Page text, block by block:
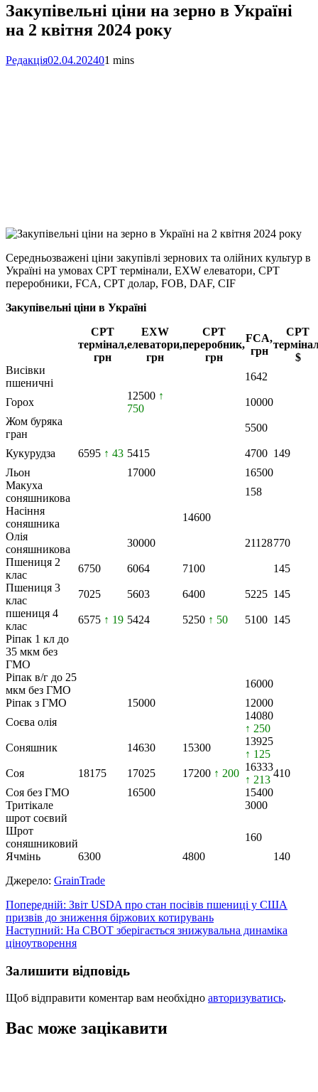
Закупівельні ціни на зерно в Україні
на 2 квітня 2024 року
Редакція02.04.202401 mins
Link
Print
Середньозважені ціни закупівлі зернових та олійних культур в
Україні на умовах CPT термінали, EXW елеватори, CPT
переробники, FCA, CPT долар, FOB, DAF, CIF
Закупівельні ціни в Україні
CPT
термінал,
грн
EXW
елеватори,
грн
CPT
переробник,
грн
FCA,
грн
CPT
$
Висівки
пшеничні
1642
Горох
12500 ↑
750
10000
Жом буряка
гран
5500
Кукурудза 6595 ↑ 43 5415 4700 149
Льон
17000
16500
Макуха
соняшникова
158
Насіння
соняшника
14600
Олія
соняшникова
30000 21128770
Пшениця 2
клас
6750 6064 7100
145
Пшениця 3
клас
7025 5603 6400 5225 145
пшениця 4
клас
6575 ↑ 19 5424 5250 ↑ 50 5100 145
Ріпак 1 кл до
35 мкм без
ГМО
Ріпак в/г до 25
мкм без ГМО
16000
Ріпак з ГМО
15000
12000
Соєва олія
14080
↑ 250
Соняшник
14630 15300
13925
↑ 125
Соя
18175 17025 17200 ↑ 200
16333
↑ 213
410
Соя без ГМО
16500
15400
Тритікале
3000
шрот соєвий
Шрот
соняшниковий
160
Ячмінь
6300 4800
140
Джерело: GrainTrade
Навігація
записів
Попередній: Звіт USDA про стан посівів пшениці у США
призвів до зниження біржових котирувань
Наступний: На CBOT зберігається знижувальна динаміка
ціноутворення
Залишити відповідь
Щоб відправити коментар вам необхідно авторизуватись.
Вас може зацікавити